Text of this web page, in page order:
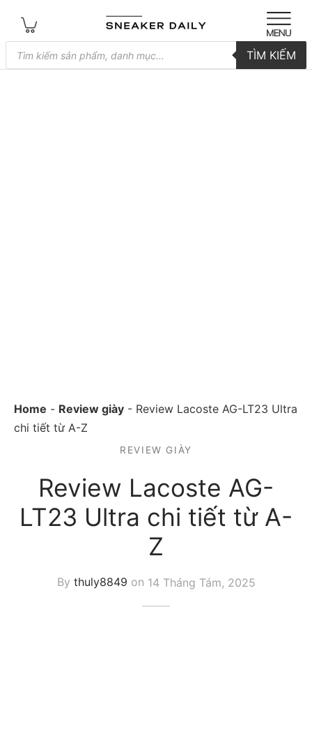
Tìm
kiếm
sản
TÌM KIẾM
Home - Review giày - Review Lacoste AG-LT23 Ultra
chi tiết từ A-Z
REVIEW GIÀY
Review Lacoste AG-
LT23 Ultra chi tiết từ A-
Z
By thuly8849 on 14 Tháng Tám, 2025